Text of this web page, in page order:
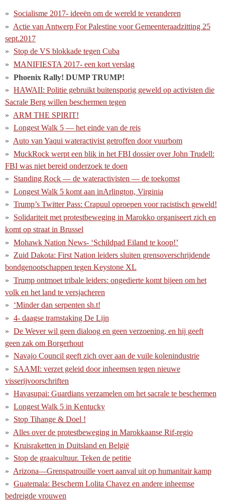
Socialisme 2017- ideeën om de wereld te veranderen
Actie van Antwerp For Palestine voor Gemeenteraadzitting 25
sept.2017
Stop de VS blokkade tegen Cuba
MANIFIESTA 2017- een kort verslag
Phoenix Rally! DUMP TRUMP!
HAWAII: Politie gebruikt buitensporig geweld op activisten die
Sacrale Berg willen beschermen tegen
ARM THE SPIRIT!
Longest Walk 5 — het einde van de reis
Auto van Yaqui wateractivist getroffen door vuurbom
MuckRock werpt een blik in het FBI dossier over John Trudell:
FBI was niet bereid onderzoek te doen
Standing Rock — de wateractivisten — de toekomst
Longest Walk 5 komt aan inArlington, Virginia
Trump’s Twitter Pass: Crapuul oproepen voor racistisch geweld!
Solidariteit met protestbeweging in Marokko organiseert zich en
komt op straat in Brussel
Mohawk Nation News- ‘Schildpad Eiland te koop!’
Zuid Dakota: First Nation leiders sluiten grensoverschrijdende
bondgenootschappen tegen Keystone XL
Trump ontmoet tribale leiders: ongedierte komt bijeen om het
volk en het land te versjacheren
‘Minder dan serpenten sh.t!
4- daagse tramstaking De Lijn
De Wever wil geen dialoog en geen verzoening, en hij geeft
geen zak om Borgerhout
Navajo Council geeft zich over aan de vuile kolenindustrie
SAAMI: verzet geleid door inheemsen tegen nieuwe
visserijvoorschriften
Havasupai: Guardians verzamelen om het sacrale te beschermen
Longest Walk 5 in Kentucky
Stop Tihange & Doel !
Alles over de protestbeweging in Marokkaanse Rif-regio
Kruisraketten in Duitsland en België
Stop de graaicultuur. Teken de petitie
Arizona—Grenspatrouille voert aanval uit op humanitair kamp
Guatemala: Bescherm Lolita Chavez en andere inheemse
bedreigde vrouwen